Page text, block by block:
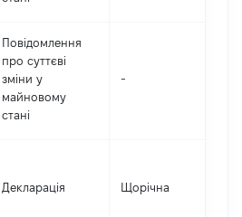
Повідомлення
про суттєві
зміни y
майновому
стані
-
Декларація Щорічна